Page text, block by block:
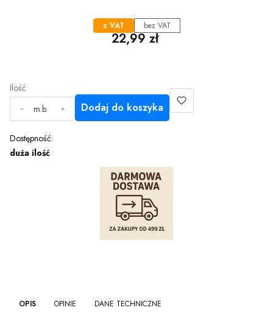
z VAT bez VAT
Cena
22,99 zł
Ilość
m.b.
Dodaj do koszyka
Dostępność:
duża ilość
OPIS OPINIE DANE TECHNICZNE